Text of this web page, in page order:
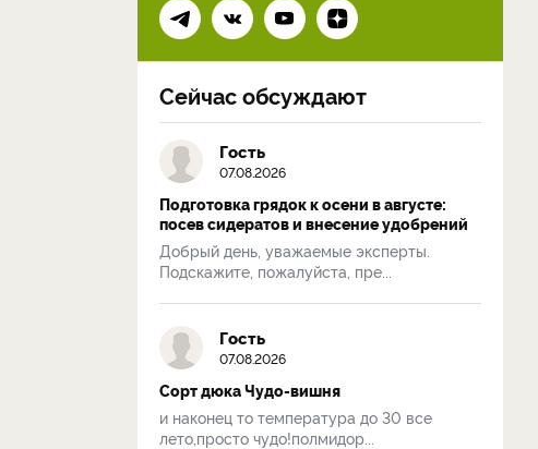
Сейчас обсуждают
Гость
07.08.2026
Подготовка грядок к осени в августе:
посев сидератов и внесение удобрений
Добрый день, уважаемые эксперты.
Подскажите, пожалуйста, пре...
Гость
07.08.2026
Сорт дюка Чудо-вишня
и наконец то температура до 30 все
лето,просто чудо!полмидор...